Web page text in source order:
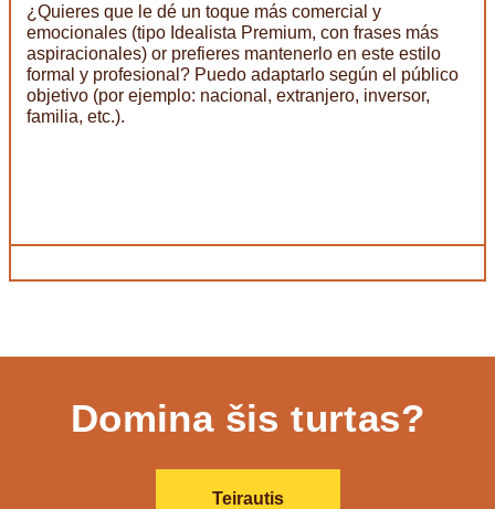
¿Quieres que le dé un toque más comercial y
emocionales (tipo Idealista Premium, con frases más
aspiracionales) or prefieres mantenerlo en este estilo
formal y profesional? Puedo adaptarlo según el público
objetivo (por ejemplo: nacional, extranjero, inversor,
familia, etc.).
Domina šis turtas?
Teirautis